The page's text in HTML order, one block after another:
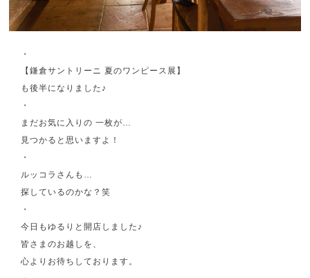
・
【鎌倉サントリーニ 夏のワンピース展】
も後半になりました♪
・
まだお気に入りの 一枚が…
見つかると思いますよ！
・
ルッコラさんも…
探しているのかな？笑
・
今日もゆるりと開店しました♪
皆さまのお越しを、
心よりお待ちしております。